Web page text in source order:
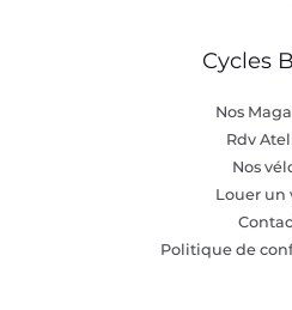
Cycles
Nos
Rdv
Nos
Louer un
Politique de